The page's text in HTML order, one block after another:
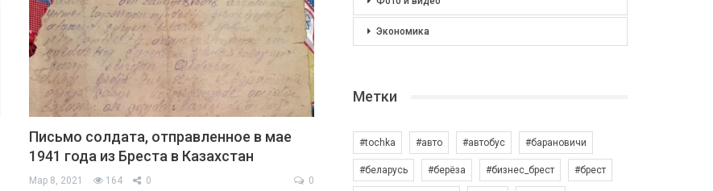
Письмо солдата, отправленное в мае
1941 года из Бреста в Казахстан
Мар 8, 2021 164 0 0
Экономика
Метки
#tochka #авто #автобус #барановичи
#беларусь #берёза #бизнес_брест #брест